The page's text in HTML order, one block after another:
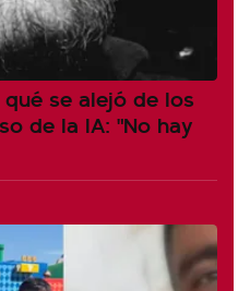
se alejó de los
de la IA: "No hay